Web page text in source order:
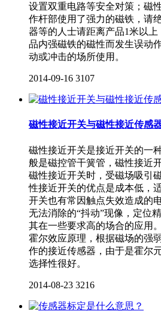
设置双重电路等安全对策；磁
作杆部使用了强力的磁铁，请
器等的人士请距离产品1米以
品内强磁铁的磁性而发生误动
动或冲击的场所使用。
2014-09-16 3107
磁性接近开关与磁性接近传感
磁性接近开关是接近开关的一
般是磁控管干簧管，磁性接近
磁性接近开关时，受磁场吸引
性接近开关的优点是成本低，
开关也有常因触点失效造成的
无法消除的“抖动”现像，定位
其在一些要求高的场合的应用
霍尔效应原理，根据磁场的强
作的接近传感器，由于是霍尔
选择性很好。
2014-08-23 3216